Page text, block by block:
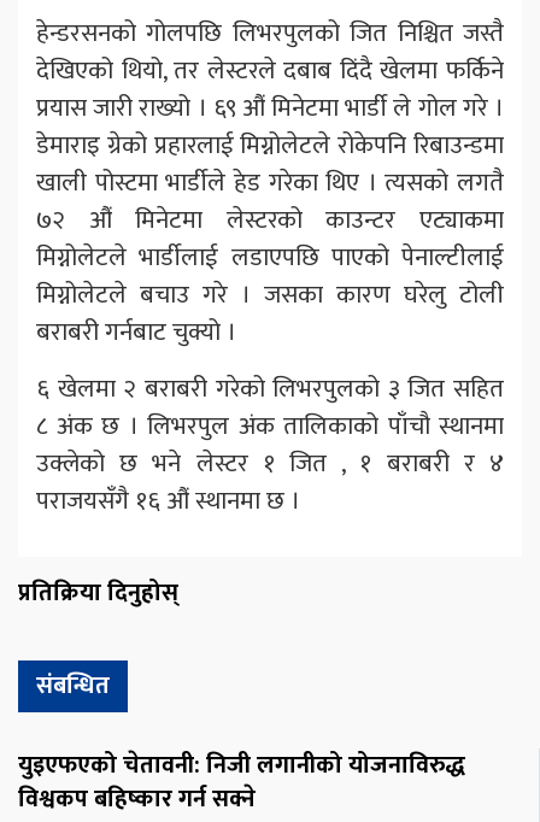
हेन्डरसनको गोलपछि लिभरपुलको जित निश्चित जस्तै
देखिएको थियो, तर लेस्टरले दबाब दिंदै खेलमा फर्किने
प्रयास जारी राख्यो । ६९ औं मिनेटमा भार्डी ले गोल गरे ।
डेमाराइ ग्रेको प्रहारलाई मिग्नोलेटले रोकेपनि रिबाउन्डमा
खाली पोस्टमा भार्डीले हेड गरेका थिए । त्यसको लगतै
७२ औं मिनेटमा लेस्टरको काउन्टर एट्याकमा
मिग्नोलेटले भार्डीलाई लडाएपछि पाएको पेनाल्टीलाई
मिग्नोलेटले बचाउ गरे । जसका कारण घरेलु टोली
बराबरी गर्नबाट चुक्यो ।
६ खेलमा २ बराबरी गरेको लिभरपुलको ३ जित सहित
८ अंक छ । लिभरपुल अंक तालिकाको पाँचौ स्थानमा
उक्लेको छ भने लेस्टर १ जित , १ बराबरी र ४
पराजयसँगै १६ औं स्थानमा छ ।
प्रतिक्रिया दिनुहोस्
संबन्धित
युइएफएको चेतावनी: निजी लगानीको योजनाविरुद्ध
विश्वकप बहिष्कार गर्न सक्ने